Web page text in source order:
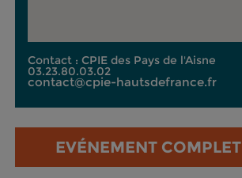
Contact : CPIE des Pays de l'Aisne
03.23.80.03.02
contact@cpie-hautsdefrance.fr
EVÉNEMENT COMPLET